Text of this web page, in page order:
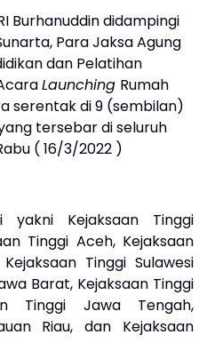
Burhanuddin didampingi
Para Jaksa Agung
dan Pelatihan
Launching Rumah
serentak di 9 (sembilan)
tersebar di seluruh
( 16/3/2022 )
yakni Kejaksaan Tinggi
Tinggi Aceh, Kejaksaan
Tinggi Sulawesi
Barat, Kejaksaan Tinggi
Tinggi Jawa Tengah,
Riau, dan Kejaksaan